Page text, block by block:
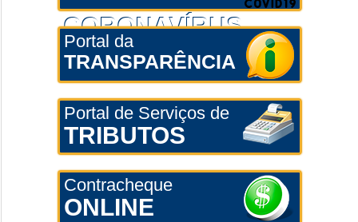
CORONAVÍRUS
Portal da
TRANSPARÊNCIA
Portal de Serviços de
TRIBUTOS
Contracheque
ONLINE